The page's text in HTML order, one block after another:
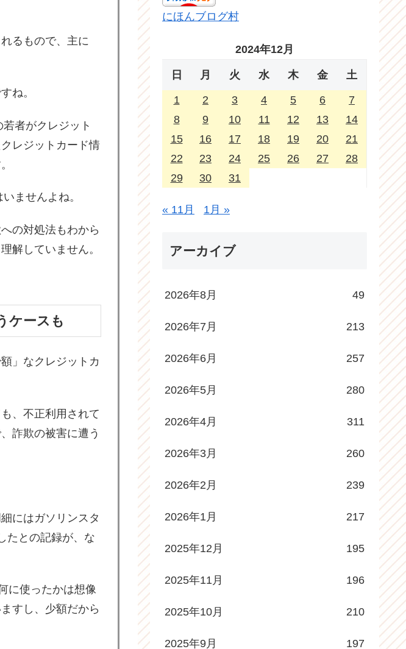
るもので、主に
ね。
者がクレジット
レジットカード情
ませんよね。
の対処法もわから
解していません。
ケースも
」なクレジットカ
、不正利用されて
詐欺の被害に遭う
にはガソリンスタ
たとの記録が、な
に使ったかは想像
すし、少額だから
にほんブログ村
2024年12月
日 月 火 水 木 金 土
1 2 3 4 5 6
7
8
9 10 11 12 13
14
15
16 17 18 19 20
21
22
23 24 25 26 27
28
29
30 31
« 11月 1月 »
アーカイブ
2026年8月 49
2026年7月 213
2026年6月 257
2026年5月 280
2026年4月 311
2026年3月 260
2026年2月 239
2026年1月 217
2025年12月 195
2025年11月 196
2025年10月 210
2025年9月 197